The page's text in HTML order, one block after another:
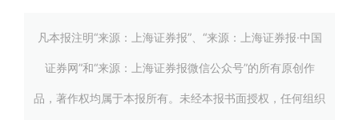
凡本报注明“来源：上海证券报”、“来源：上海证券报·中国
证券网”和“来源：上海证券报微信公众号”的所有原创作
品，著作权均属于本报所有。未经本报书面授权，任何组织